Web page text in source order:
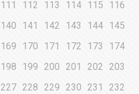
111 112 113 114 115
116
140 141 142 143 144 145
169 170 171 172 173
174
198 199 200 201 202
203
227 228 229 230 231
232